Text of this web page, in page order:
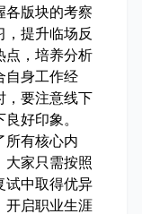
各版块的考察
提升临场反
点，培养分析
自身工作经
，要注意线下
好印象。
所有核心内
大家只需按照
试中取得优异
开启职业生涯